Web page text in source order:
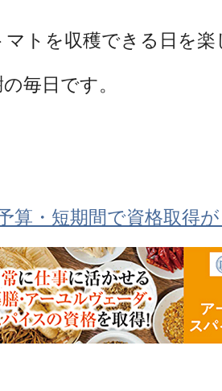
マトを収穫できる日を楽
毎日です。
算・短期間で資格取得